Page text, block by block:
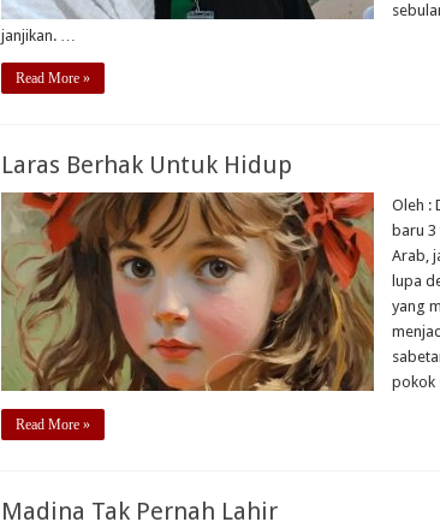
janjikan. …
Read More »
Laras Berhak Untuk Hidup
Oleh :
baru 3
Arab,
lupa
yang
pokok
Read More »
Madina Tak Pernah Lahir